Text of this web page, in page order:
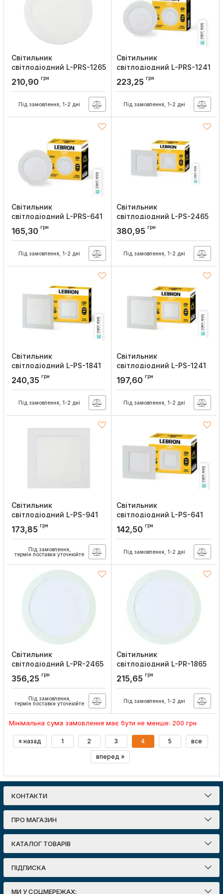
Світильник
світлодіодний L-PRS-1265
12Вт накладний 6500K з
блоком живлення, Lebron
210,90 грн
Під замовлення, 1-2 дні
Світильник
світлодіодний L-PRS-1241
12Вт накладний 4100K,
Lebron
223,25 грн
Під замовлення, 1-2 дні
Світильник
світлодіодний L-PRS-641
6Вт накладний 4100K,
Lebron
165,30 грн
Під замовлення, 1-2 дні
Світильник
світлодіодний L-PS-2465
24Вт вбудований 6500K з
блоком живлення.,
Артикул:12-10-57
380,95 грн
Під замовлення, 1-2 дні
Світильник
світлодіодний L-PS-1841
18Вт вбудований 4100K,
Lebron
240,35 грн
Під замовлення, 1-2 дні
Світильник
світлодіодний L-PS-1241
12Вт вбудований 4100K,
Lebron
197,60 грн
Під замовлення, 1-2 дні
Світильник
світлодіодний L-PS-941
9Вт вбудований 4100K з
блоком живлення, Lebron
173,85 грн
Під замовлення,
термін поставки уточнюйте
Світильник
світлодіодний L-PS-641
6Вт вбудований 4100K,
Lebron
142,50 грн
Під замовлення, 1-2 дні
Світильник
світлодіодний L-PR-2465
24Вт вбудований 6500K з
блоком живлення.,
Артикул:12-10-25
356,25 грн
Під замовлення,
термін поставки уточнюйте
Світильник
світлодіодний L-PR-1865
18Вт вбудований 6500K з
блоком живлення.,
Артикул:12-10-19
215,65 грн
Під замовлення, 1-2 дні
Мінімальна сума замовлення має бути не менше: 200 грн
« назад 1 2 3 4 5 все
вперед »
КОНТАКТИ
ПРО МАГАЗИН
КАТАЛОГ ТОВАРІВ
ПІДПИСКА
МИ У СОЦМЕРЕЖАХ: